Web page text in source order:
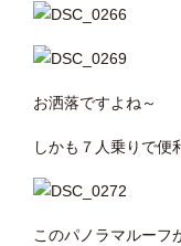
お洒落ですよね～
しかも７人乗りで便
このパノラマルー